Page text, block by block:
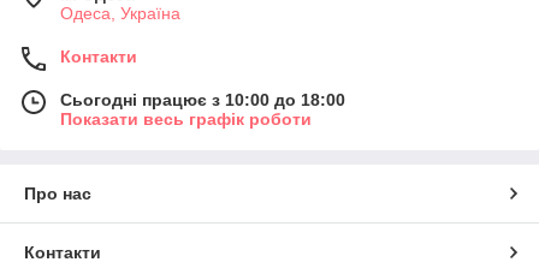
Одеса, Україна
Контакти
Сьогодні працює з 10:00 до 18:00
Показати весь графік роботи
Про нас
Контакти